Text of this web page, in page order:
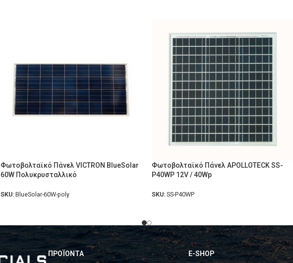
Φωτοβολταϊκό Πάνελ VICTRON BlueSolar
60W Πολυκρυσταλλικό
SKU: BlueSolar-60W-poly
Φωτοβολταϊκό Πάνελ APOLLOTECK SS-
P40WP 12V / 40Wp
SKU: SS-P40WP
ΠΡΟΪΟΝΤΑ E-SHOP